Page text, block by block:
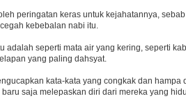
peringatan keras untuk kejahatannya,
kebebalan nabi itu.
adalah seperti mata air yang kering, seperti
yang paling dahsyat.
kata-kata yang congkak dan
saja melepaskan diri dari mereka yang